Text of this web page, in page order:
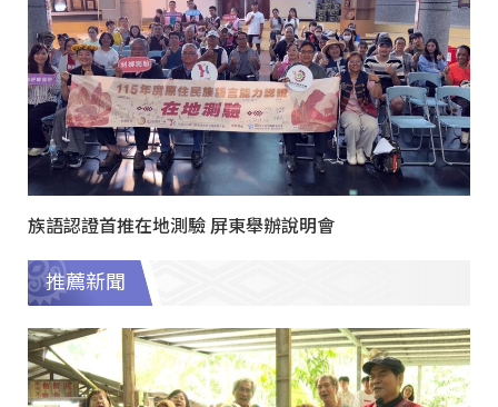
族語認證首推在地測驗 屏東舉辦說明會
推薦新聞